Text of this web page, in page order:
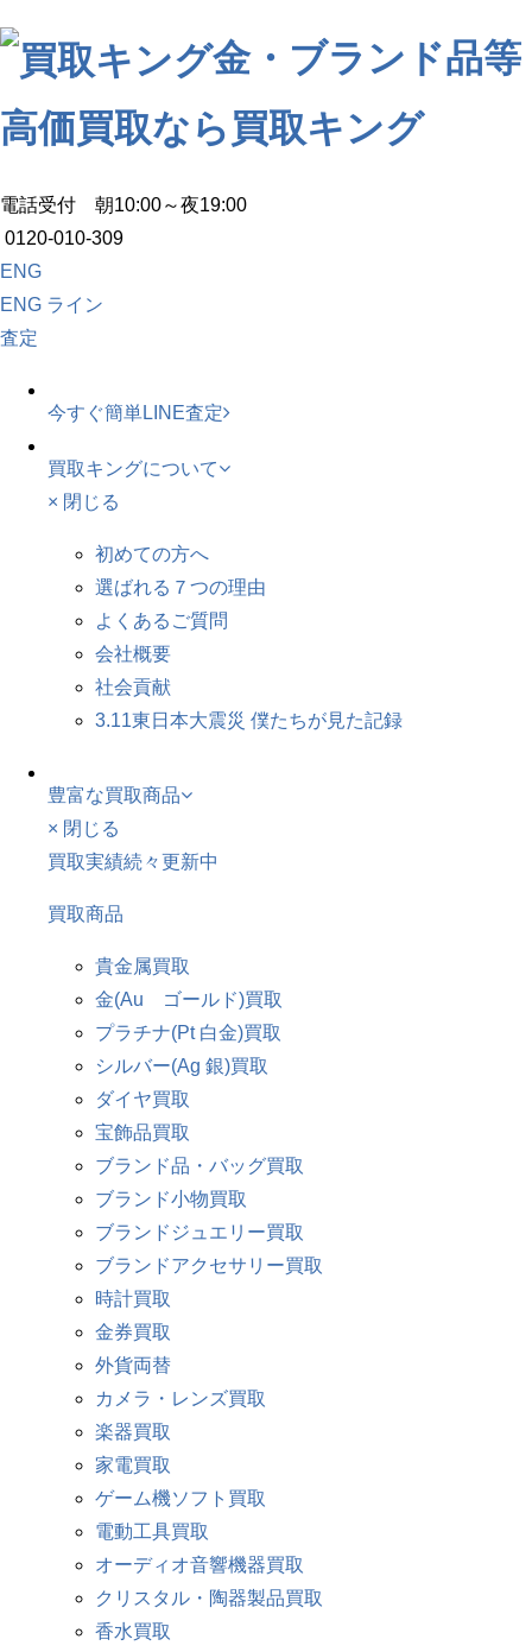
金・ブランド品等
高価買取なら買取キング
電話受付 朝10:00～夜19:00
0120-010-309
ENG
ENG ライン
査定
今すぐ簡単LINE査定
買取キングについて
× 閉じる
初めての方へ
選ばれる７つの理由
よくあるご質問
会社概要
社会貢献
3.11東日本大震災 僕たちが見た記録
豊富な買取商品
× 閉じる
買取実績続々更新中
買取商品
貴金属買取
金(Au ゴールド)買取
プラチナ(Pt 白金)買取
シルバー(Ag 銀)買取
ダイヤ買取
宝飾品買取
ブランド品・バッグ買取
ブランド小物買取
ブランドジュエリー買取
ブランドアクセサリー買取
時計買取
金券買取
外貨両替
カメラ・レンズ買取
楽器買取
家電買取
ゲーム機ソフト買取
電動工具買取
オーディオ音響機器買取
クリスタル・陶器製品買取
香水買取